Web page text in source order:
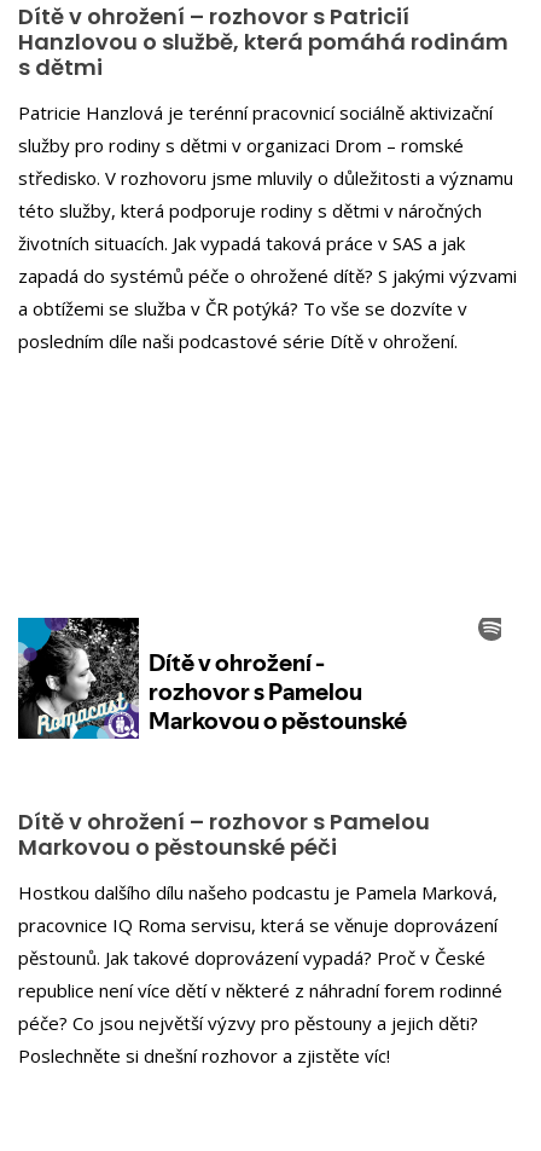
Dítě v ohrožení – rozhovor s Patricií
Hanzlovou o službě, která pomáhá rodinám
s dětmi
Patricie Hanzlová je terénní pracovnicí sociálně aktivizační
služby pro rodiny s dětmi v organizaci Drom – romské
středisko. V rozhovoru jsme mluvily o důležitosti a významu
této služby, která podporuje rodiny s dětmi v náročných
životních situacích. Jak vypadá taková práce v SAS a jak
zapadá do systémů péče o ohrožené dítě? S jakými výzvami
a obtížemi se služba v ČR potýká? To vše se dozvíte v
posledním díle naši podcastové série Dítě v ohrožení.
Dítě v ohrožení – rozhovor s Pamelou
Markovou o pěstounské péči
Hostkou dalšího dílu našeho podcastu je Pamela Marková,
pracovnice IQ Roma servisu, která se věnuje doprovázení
pěstounů. Jak takové doprovázení vypadá? Proč v České
republice není více dětí v některé z náhradní forem rodinné
péče? Co jsou největší výzvy pro pěstouny a jejich děti?
Poslechněte si dnešní rozhovor a zjistěte víc!